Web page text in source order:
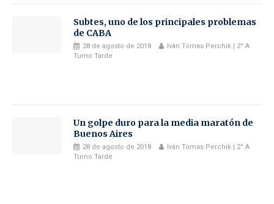
Subtes, uno de los principales problemas
de CABA
28 de agosto de 2018
Iván Tomas Perchik | 2° A
Turno Tarde
Un golpe duro para la media maratón de
Buenos Aires
28 de agosto de 2018
Iván Tomas Perchik | 2° A
Turno Tarde